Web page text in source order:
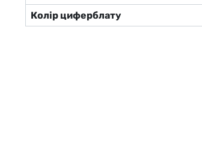
Колір циферблату